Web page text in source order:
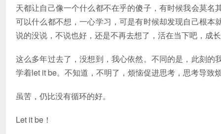
天都让自己像一个什么都不在乎的傻子，有时候我会莫
可以什么都不想，一心学习，可是有时候却发现自己根
说的没说，不说也好，还是不再去想了，活在当下吧，
这么多年过去了，没想到，我心依然。不同的是，此刻的
学着let it be。不知道，不明了，烦恼促进思考，思考导
虽苦，仍比没有循环的好。
Let it be！